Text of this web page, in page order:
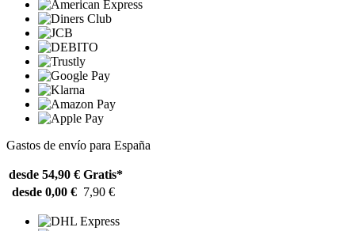
Gastos de envío para España
desde 54,90 € Gratis*
desde 0,00 € 7,90 €